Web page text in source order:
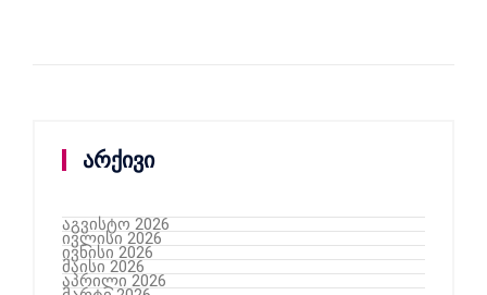
არქივი
აგვისტო 2026
ივლისი 2026
ივნისი 2026
მაისი 2026
აპრილი 2026